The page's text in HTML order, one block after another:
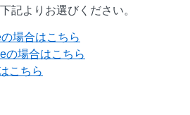
記よりお選びください。
場合はこちら
の場合はこちら
こちら